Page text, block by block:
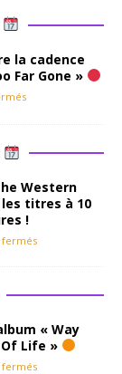
la cadence
Far Gone »
Western
titres à 10
!
fermés
« Way
Of Life »
fermés